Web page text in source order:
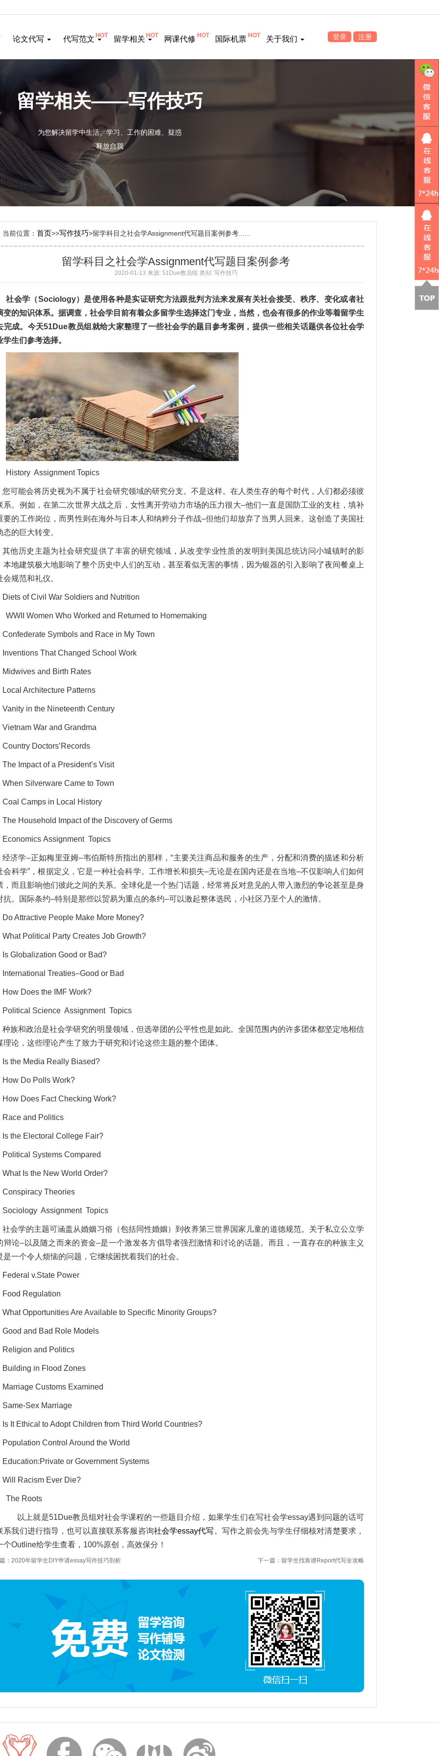
论文代写 代写范文HOT 留学相关HOT 网课代修 HOT 国际机票 HOT 关于我们 登录 注册
留学相关——写作技巧
为您解决留学中生活、学习、工作的困难、疑惑
释放自我
当前位置： 首页>>写作技巧>留学科目之社会学Assignment代写题目案例参考......
留学科目之社会学Assignment代写题目案例参考
2020-01-13 来源: 51Due教员组 类别: 写作技巧
社会学（Sociology）是使用各种是实证研究方法跟批判方法来发展有关社会接受、秩序、变化或者社
变的知识体系。据调查，社会学目前有着众多留学生选择这门专业，当然，也会有很多的作业等着留学生
完成。今天51Due教员组就给大家整理了一些社会学的题目参考案例，提供一些相关话题供各位社会学
学生们参考选择。
History Assignment Topics
您可能会将历史视为不属于社会研究领域的研究分支。不是这样。在人类生存的每个时代，人们都必须彼
系。例如，在第二次世界大战之后，女性离开劳动力市场的压力很大–他们一直是国防工业的支柱，填补
要的工作岗位，而男性则在海外与日本人和纳粹分子作战–但他们却放弃了当男人回来。这创造了美国社
态的巨大转变。
其他历史主题为社会研究提供了丰富的研究领域，从改变学业性质的发明到美国总统访问小城镇时的影
本地建筑极大地影响了整个历史中人们的互动，甚至看似无害的事情，因为银器的引入影响了夜间餐桌上
会规范和礼仪。
Diets of Civil War Soldiers and Nutrition
WWII Women Who Worked and Returned to Homemaking
Confederate Symbols and Race in My Town
Inventions That Changed School Work
Midwives and Birth Rates
Local Architecture Patterns
Vanity in the Nineteenth Century
Vietnam War and Grandma
Country Doctors’Records
The Impact of a President’s Visit
When Silverware Came to Town
Coal Camps in Local History
The Household Impact of the Discovery of Germs
Economics Assignment Topics
经济学–正如梅里亚姆–韦伯斯特所指出的那样，“主要关注商品和服务的生产，分配和消费的描述和分析
会科学”，根据定义，它是一种社会科学。工作增长和损失–无论是在国内还是在当地–不仅影响人们如何
，而且影响他们彼此之间的关系。全球化是一个热门话题，经常将反对意见的人带入激烈的争论甚至是身
抗。国际条约–特别是那些以贸易为重点的条约–可以激起整体选民，小社区乃至个人的激情。
Do Attractive People Make More Money?
What Political Party Creates Job Growth?
Is Globalization Good or Bad?
International Treaties–Good or Bad
How Does the IMF Work?
Political Science Assignment Topics
种族和政治是社会学研究的明显领域，但选举团的公平性也是如此。全国范围内的许多团体都坚定地相信
理论，这些理论产生了致力于研究和讨论这些主题的整个团体。
Is the Media Really Biased?
How Do Polls Work?
How Does Fact Checking Work?
Race and Politics
Is the Electoral College Fair?
Political Systems Compared
What Is the New World Order?
Conspiracy Theories
Sociology Assignment Topics
社会学的主题可涵盖从婚姻习俗（包括同性婚姻）到收养第三世界国家儿童的道德规范。关于私立公立学
辩论–以及随之而来的资金–是一个激发各方倡导者强烈激情和讨论的话题。而且，一直存在的种族主义
是一个令人烦恼的问题，它继续困扰着我们的社会。
Federal v.State Power
Food Regulation
What Opportunities Are Available to Specific Minority Groups?
Good and Bad Role Models
Religion and Politics
Building in Flood Zones
Marriage Customs Examined
Same-Sex Marriage
Is It Ethical to Adopt Children from Third World Countries?
Population Control Around the World
Education:Private or Government Systems
Will Racism Ever Die?
The Roots
以上就是51Due教员组对社会学课程的一些题目介绍，如果学生们在写社会学essay遇到问题的话可
系我们进行指导，也可以直接联系客服咨询社会学essay代写 。写作之前会先与学生仔细核对清楚要求，
个Outline给学生查看，100%原创，高效保分！
：2020年留学生DIY申请essay写作技巧剖析 下一篇：留学生找靠谱Report代写全攻略